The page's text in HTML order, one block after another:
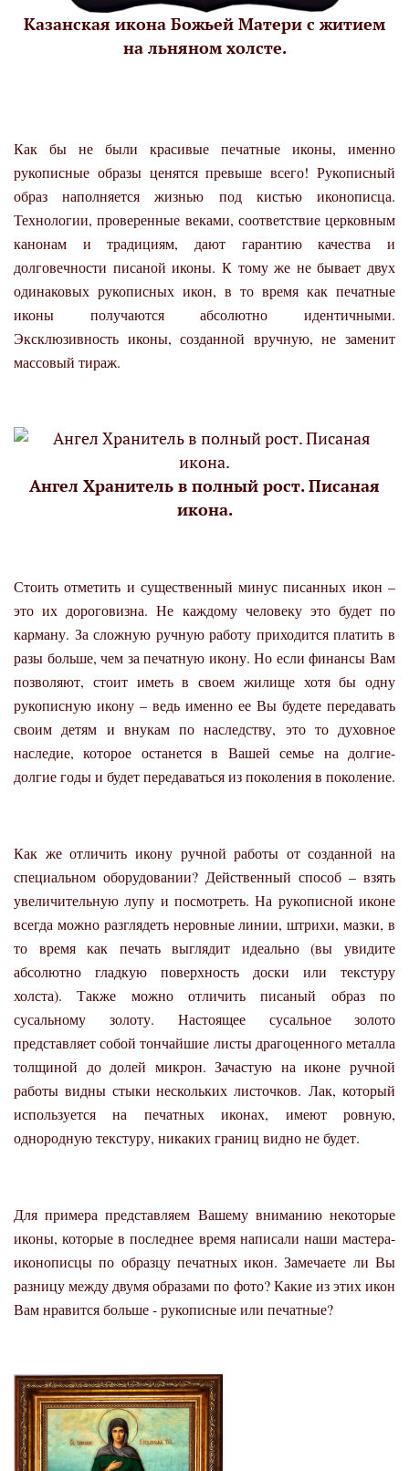
Казанская икона Божьей Матери с житием
на льняном холсте.
Как бы не были красивые печатные иконы, именно
рукописные образы ценятся превыше всего! Рукописный
образ наполняется жизнью под кистью иконописца.
Технологии, проверенные веками, соответствие церковным
канонам и традициям, дают гарантию качества и
долговечности писаной иконы. К тому же не бывает двух
одинаковых рукописных икон, в то время как печатные
иконы получаются абсолютно идентичными.
Эксклюзивность иконы, созданной вручную, не заменит
массовый тираж.
Ангел Хранитель в полный рост. Писаная
икона.
Стоить отметить и существенный минус писанных икон –
это их дороговизна. Не каждому человеку это будет по
карману. За сложную ручную работу приходится платить в
разы больше, чем за печатную икону. Но если финансы Вам
позволяют, стоит иметь в своем жилище хотя бы одну
рукописную икону – ведь именно ее Вы будете передавать
своим детям и внукам по наследству, это то духовное
наследие, которое останется в Вашей семье на долгие-
долгие годы и будет передаваться из поколения в поколение.
Как же отличить икону ручной работы от созданной на
специальном оборудовании? Действенный способ – взять
увеличительную лупу и посмотреть. На рукописной иконе
всегда можно разглядеть неровные линии, штрихи, мазки, в
то время как печать выглядит идеально (вы увидите
абсолютно гладкую поверхность доски или текстуру
холста). Также можно отличить писаный образ по
сусальному золоту. Настоящее сусальное золото
представляет собой тончайшие листы драгоценного металла
толщиной до долей микрон. Зачастую на иконе ручной
работы видны стыки нескольких листочков.Лак, который
используется на печатных иконах, имеют ровную,
однородную текстуру, никаких границ видно не будет.
Для примера представляем Вашему вниманию некоторые
иконы, которые в последнее время написали наши мастера-
иконописцы по образцу печатных икон. Замечаете ли Вы
разницу между двумя образами по фото? Какие из этих икон
Вам нравится больше - рукописные или печатные?